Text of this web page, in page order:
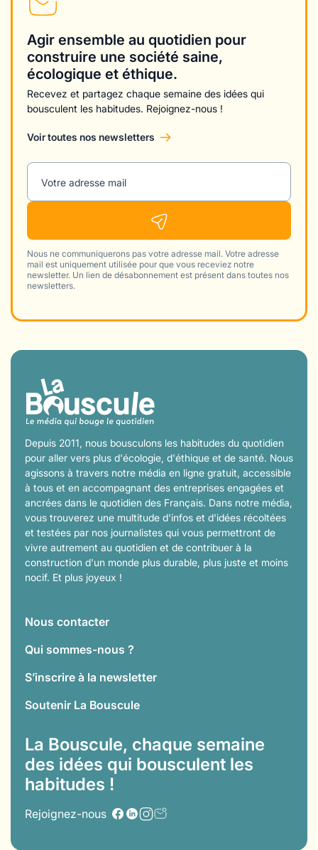
Agir ensemble au quotidien pour
construire une société saine,
écologique et éthique.
Recevez et partagez chaque semaine des idées qui
bousculent les habitudes. Rejoignez-nous !
Voir toutes nos newsletters
Votre adresse mail
Nous ne communiquerons pas votre adresse mail. Votre adresse
mail est uniquement utilisée pour que vous receviez notre
newsletter. Un lien de désabonnement est présent dans toutes nos
newsletters.
Depuis 2011, nous bousculons les habitudes du quotidien
pour aller vers plus d'écologie, d'éthique et de santé. Nous
agissons à travers notre média en ligne gratuit, accessible
à tous et en accompagnant des entreprises engagées et
ancrées dans le quotidien des Français. Dans notre média,
vous trouverez une multitude d'infos et d'idées récoltées
et testées par nos journalistes qui vous permettront de
vivre autrement au quotidien et de contribuer à la
construction d'un monde plus durable, plus juste et moins
nocif. Et plus joyeux !
Nous contacter
Qui sommes-nous ?
S’inscrire à la newsletter
Soutenir La Bouscule
La Bouscule, chaque semaine
des idées qui bousculent les
habitudes !
Rejoignez-nous